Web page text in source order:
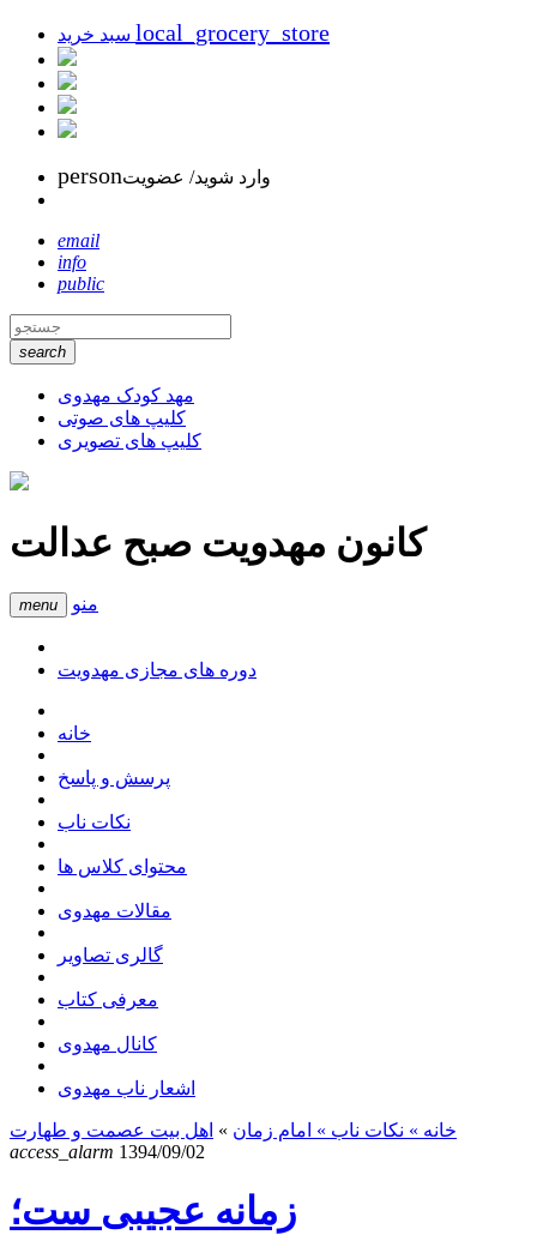
local_grocery_store
personوارد شوید/ عضویت
email
info
public
search
مهد کودک مهدوی
کلیپ های صوتی
کلیپ های تصویری
کانون مهدویت صبح عدالت
menu منو
دوره های مجازی مهدویت
خانه
پرسش و پاسخ
نکات ناب
محتوای کلاس ها
مقالات مهدوی
گالری تصاویر
معرفی کتاب
کانال مهدوی
اشعار ناب مهدوی
خانه » نکات ناب » امام زمان » اهل بیت عصمت و طهارت
access_alarm 1394/09/02
زمانه عجیبی ست؛